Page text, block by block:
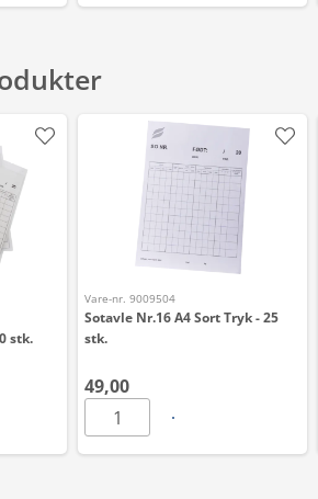
stk.
Vare-nr. 9009504
Sotavle Nr.16 A4 Sort Tryk - 25
stk.
49,00